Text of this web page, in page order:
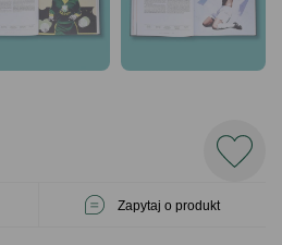
Zapytaj o produkt